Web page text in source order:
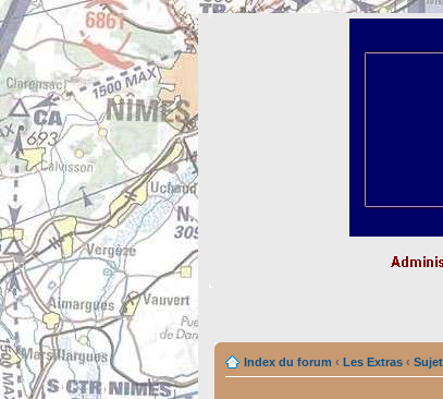
Index du forum ‹ Les Extras ‹